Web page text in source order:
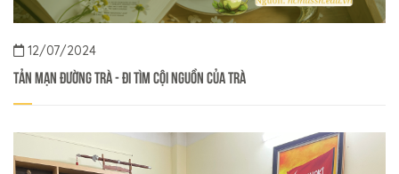
12/07/2024
Tản mạn đường trà - Đi tìm cội nguồn của trà